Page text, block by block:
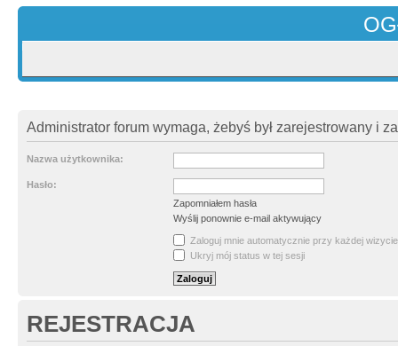
Administrator forum wymaga, żebyś był zarejestrowany i
Nazwa użytkownika:
Hasło:
Zapomniałem hasła
Wyślij ponownie e-mail aktywujący
Zaloguj mnie automatycznie przy każdej wizycie
Ukryj mój status w tej sesji
REJESTRACJA